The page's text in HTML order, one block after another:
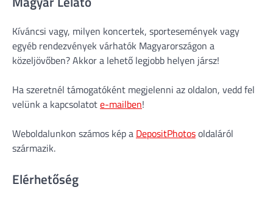
Kíváncsi vagy, milyen koncertek, sportesemények vagy
egyéb rendezvények várhatók Magyarországon a
közeljövőben? Akkor a lehető legjobb helyen jársz!
Ha szeretnél támogatóként megjelenni az oldalon, vedd fel
velünk a kapcsolatote-mailben!
Weboldalunkon számos kép a DepositPhotosoldaláról
származik.
Elérhetőség